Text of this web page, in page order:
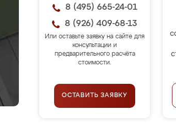
8 (495) 665-24-01
8 (926) 409-68-13
Или оставьте заявку на сайте для
консультации и
предварительного расчёта
стоимости.
ОСТАВИТЬ ЗАЯВКУ